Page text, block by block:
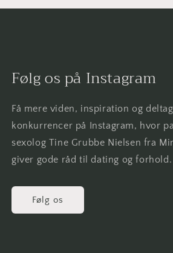
Følg os på Instagram
Få mere viden, inspiration og
konkurrencer på Instagram, hvor
sexolog Tine Grubbe Nielsen fra
giver gode råd til dating og forhold.
Følg os